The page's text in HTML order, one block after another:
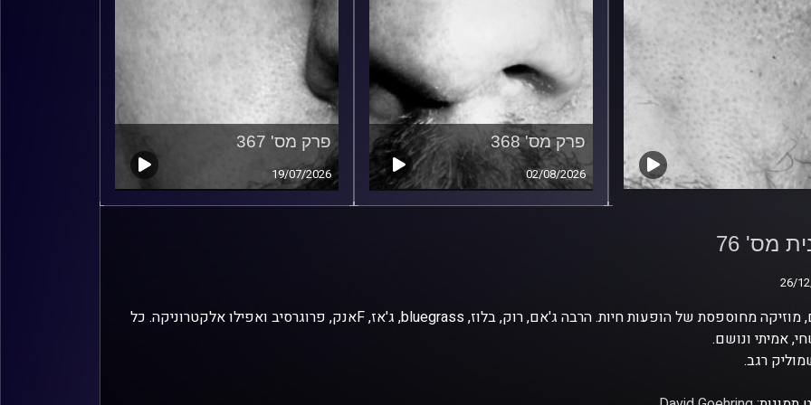
26/
פרק מס' 368
02/08/2026
פרק מס' 367
19/07/2026
מס' 76
26/
זיפים, מוזיקה מחוספסת של הופעות חיות. הרבה ג'אם, רוק, בלוז, bluegrass, ג'אז, Fאנק, פרוגרסיב ואפילו אלקטרוניקה. כל
אמיתי ונושם.
רגב.